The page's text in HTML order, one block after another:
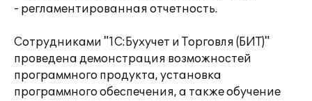
- регламентированная отчетность.
Сотрудниками "1С:Бухучет и Торговля (БИТ)"
проведена демонстрация возможностей
программного продукта, установка
программного обеспечения, а также обучение